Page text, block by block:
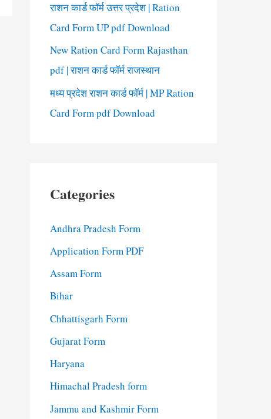
राशन कार्ड फॉर्म उत्तर प्रदेश | Ration
Card Form UP pdf Download
New Ration Card Form Rajasthan
pdf | राशन कार्ड फॉर्म राजस्थान
मध्य प्रदेश राशन कार्ड फॉर्म | MP Ration
Card Form pdf Download
Categories
Andhra Pradesh Form
Application Form PDF
Assam Form
Bihar
Chhattisgarh Form
Gujarat Form
Haryana
Himachal Pradesh form
Jammu and Kashmir Form